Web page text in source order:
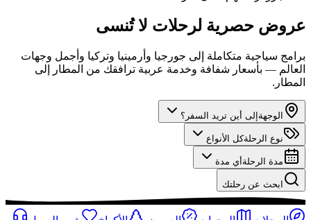
عروض حصرية لرحلات لا تُنسى
برامج سياحية متكاملة إلى جورجيا وأرمينيا وتركيا وأجمل وجهات
العالم — بأسعار شفافة وخدمة عربية ترافقك من المطار إلى
المطار.
الوجهة إلى أين تريد السفر؟
نوع الرحلةكل الأنواع
مدة الرحلة أي مدة
ابحث عن رحلتك